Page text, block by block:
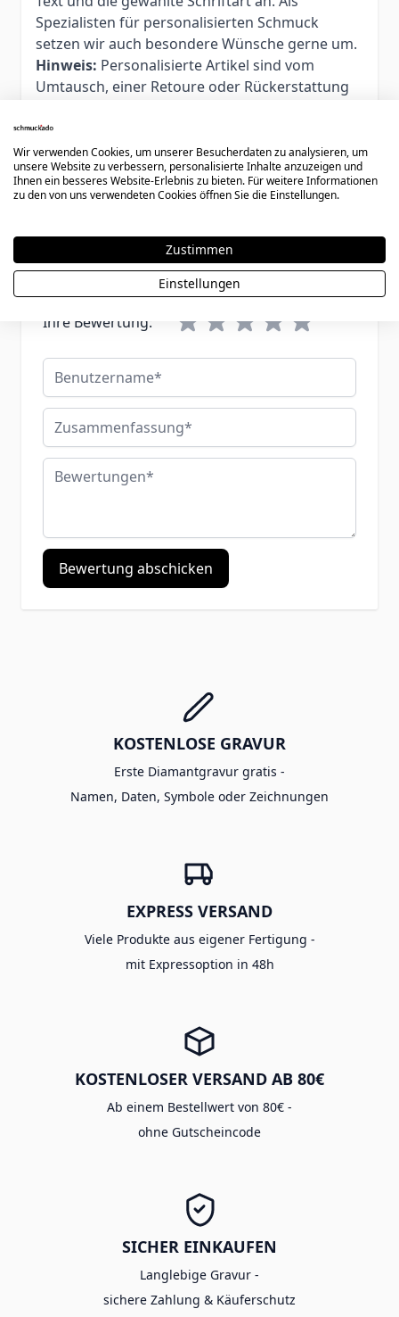
Spezialisten für personalisierten Schmuck
setzen wir auch besondere Wünsche gerne um.
Hinweis: Personalisierte Artikel sind vom
Umtausch, einer Retoure oder Rückerstattung
Ringgröße vor der Bestellung sorgfältig zu
prüfen.
Schreiben Sie eine Bewertung
Sie bewerten:Ring Edelstahl mit Gravur - 0798
Ihre Bewertung:
Benutzername
Zusammenfassung
Bewertungen
Bewertung abschicken
KOSTENLOSE GRAVUR
Erste Diamantgravur gratis -
Namen, Daten, Symbole oder Zeichnungen
EXPRESS VERSAND
Viele Produkte aus eigener Fertigung -
mit Expressoption in 48h
KOSTENLOSER VERSAND AB 80€
Ab einem Bestellwert von 80€ -
ohne Gutscheincode
SICHER EINKAUFEN
Langlebige Gravur -
sichere Zahlung & Käuferschutz
Wir verwenden Cookies, um unserer Besucherdaten zu analysieren, um
unsere Website zu verbessern, personalisierte Inhalte anzuzeigen und
Ihnen ein besseres Website-Erlebnis zu bieten. Für weitere Informationen
zu den von uns verwendeten Cookies öffnen Sie die Einstellungen.
Zustimmen
Einstellungen